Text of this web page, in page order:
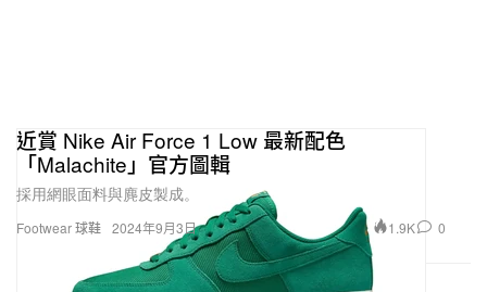
Footwear 球鞋
近賞 Nike Air Force 1 Low 最新配色
「Malachite」官方圖輯
採用網眼面料與麂皮製成。
2024年9月3日 1.9K 0